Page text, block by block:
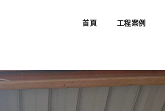
首頁 工程案例